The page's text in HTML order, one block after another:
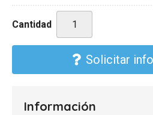
Cantidad
Solicitar
Información